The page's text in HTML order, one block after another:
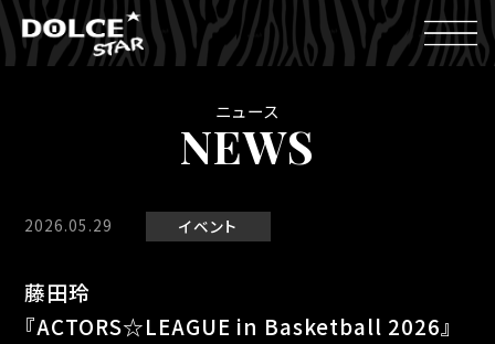
ニュース
NEWS
2026.05.29 イベント
藤田玲
『ACTORS☆LEAGUE in Basketball 2026』